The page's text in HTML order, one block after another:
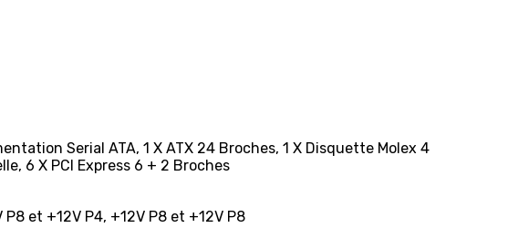
Serial ATA, 1 X ATX 24 Broches, 1 X Disquette Molex 4
6 X PCI Express 6 + 2 Broches
P8 et +12V P4, +12V P8 et +12V P8